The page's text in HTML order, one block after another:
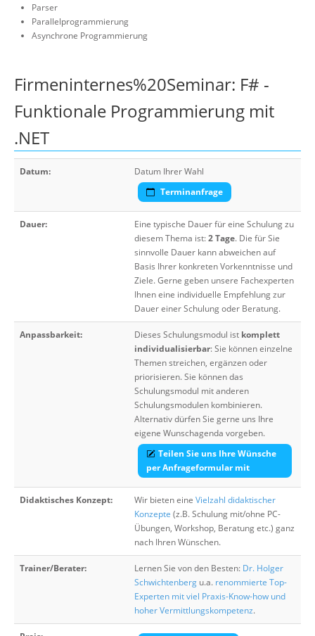
Parser
Parallelprogrammierung
Asynchrone Programmierung
Firmeninternes%20Seminar: F# -
Funktionale Programmierung mit
.NET
Datum:
Datum Ihrer Wahl
Terminanfrage
Dauer:
Eine typische Dauer für eine Schulung zu
diesem Thema ist:2 Tage. Die für Sie
sinnvolle Dauer kann abweichen auf
Basis Ihrer konkreten Vorkenntnisse und
Ziele. Gerne geben unsere Fachexperten
Ihnen eine individuelle Empfehlung zur
Dauer einer Schulung oder Beratung.
Anpassbarkeit: Dieses Schulungsmodul ist komplett
individualisierbar: Sie können einzelne
Themen streichen, ergänzen oder
priorisieren. Sie können das
Schulungsmodul mit anderen
Schulungsmodulen kombinieren.
Alternativ dürfen Sie gerne uns Ihre
eigene Wunschagenda vorgeben.
Teilen Sie uns Ihre Wünsche
per Anfrageformular mit
Didaktisches Konzept: Wir bieten eine Vielzahl didaktischer
Konzepte (z.B. Schulung mit/ohne PC-
Übungen, Workshop, Beratung etc.) ganz
nach Ihren Wünschen.
Trainer/Berater: Lernen Sie von den Besten: Dr. Holger
Schwichtenberg u.a. renommierte Top-
Experten mit viel Praxis-Know-how und
hoher Vermittlungskompetenz.